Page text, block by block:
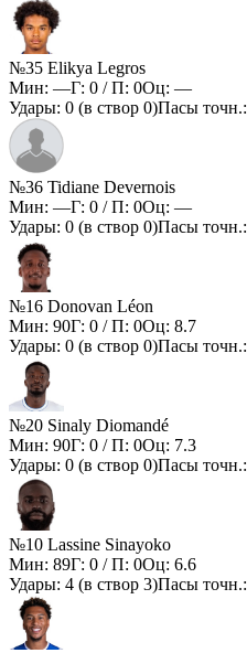
№35 Elikya Legros
Мин: —Г: 0 / П: 0Оц: —
Удары: 0 (в створ 0)Пасы точн.:
№36 Tidiane Devernois
Мин: —Г: 0 / П: 0Оц: —
Удары: 0 (в створ 0)Пасы точн.:
№16 Donovan Léon
Мин: 90Г: 0 / П: 0Оц: 8.7
Удары: 0 (в створ 0)Пасы точн.:
№20 Sinaly Diomandé
Мин: 90Г: 0 / П: 0Оц: 7.3
Удары: 0 (в створ 0)Пасы точн.:
№10 Lassine Sinayoko
Мин: 89Г: 0 / П: 0Оц: 6.6
Удары: 4 (в створ 3)Пасы точн.: